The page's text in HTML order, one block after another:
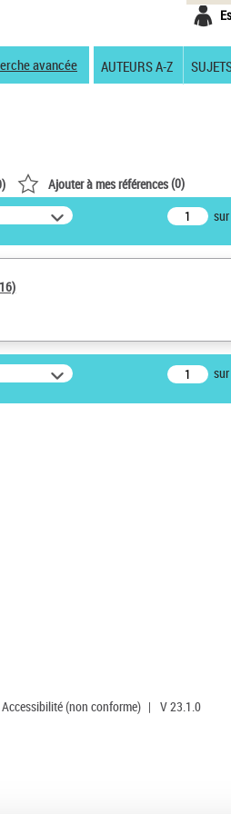
avancée AUTEURS A-Z
) Ajouter à mes références(0)
sur
sur
Accessibilité (non conforme) | V 23.1.0